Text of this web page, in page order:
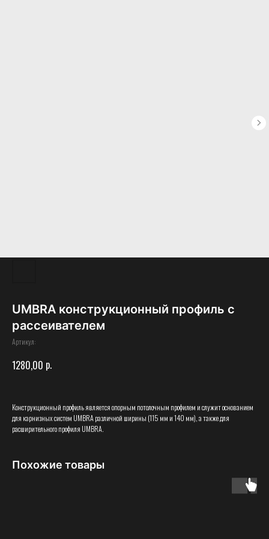
UMBRA конструкционный профиль с
рассеивателем
Артикул:
1280,00 р.
Конструкционный профиль является опорным потолочным профилем и служит основанием
для карнизных систем UMBRA различной ширины (115 мм и 140 мм), а также для
расширительного профиля UMBRA.
Похожие товары